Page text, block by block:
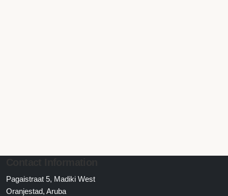
Pagaistraat 5, Madiki West
Oranjestad, Aruba